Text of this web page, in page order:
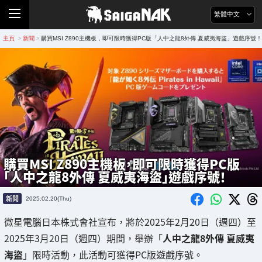
繁體中文
主頁 > 新聞 > 購買MSI Z890主機板，即可限時獲得PC版「人中之龍8外傳 夏威夷海盜」遊戲序號！
購買MSI Z890主機板，即可限時獲得PC版
「人中之龍8外傳 夏威夷海盜」遊戲序號！
新聞 2025.02.20(Thu)
微星電腦日本株式會社宣布，將於2025年2月20日（週四）至
2025年3月20日（週四）期間，舉辦「人中之龍8外傳 夏威夷
海盜」限時活動，此活動可獲得PC版遊戲序號。